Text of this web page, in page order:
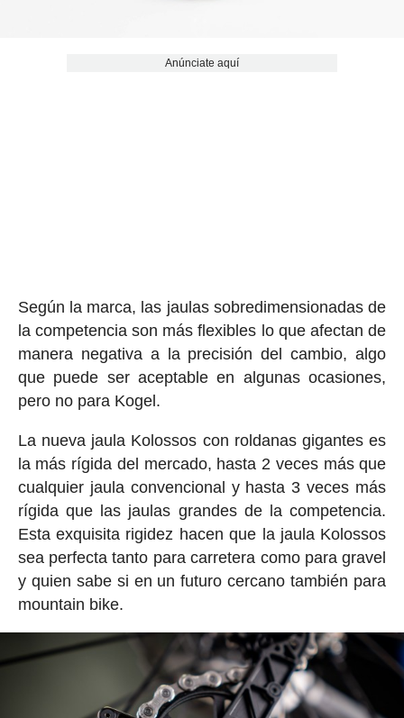
Anúnciate aquí
Según la marca, las jaulas sobredimensionadas de
la competencia son más flexibles lo que afectan de
manera negativa a la precisión del cambio, algo
que puede ser aceptable en algunas ocasiones,
pero no para Kogel.
La nueva jaula Kolossos con roldanas gigantes es
la más rígida del mercado, hasta 2 veces más que
cualquier jaula convencional y hasta 3 veces más
rígida que las jaulas grandes de la competencia.
Esta exquisita rigidez hacen que la jaula Kolossos
sea perfecta tanto para carretera como para gravel
y quien sabe si en un futuro cercano también para
mountain bike.